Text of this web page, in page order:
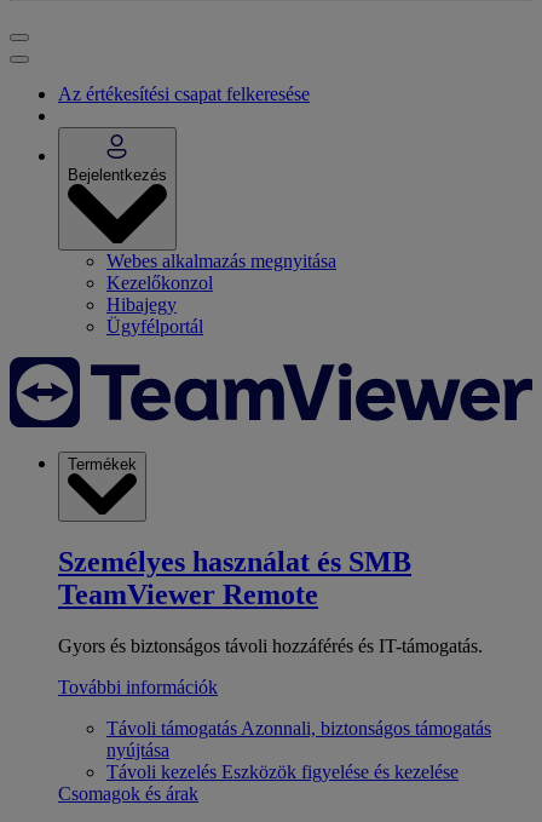
Az értékesítési csapat felkeresése
Bejelentkezés
Webes alkalmazás megnyitása
Kezelőkonzol
Hibajegy
Ügyfélportál
Termékek
Személyes használat és SMB
TeamViewer Remote
Gyors és biztonságos távoli hozzáférés és IT-támogatás.
További információk
Távoli támogatás Azonnali, biztonságos támogatás
nyújtása
Távoli kezelés Eszközök figyelése és kezelése
Csomagok és árak